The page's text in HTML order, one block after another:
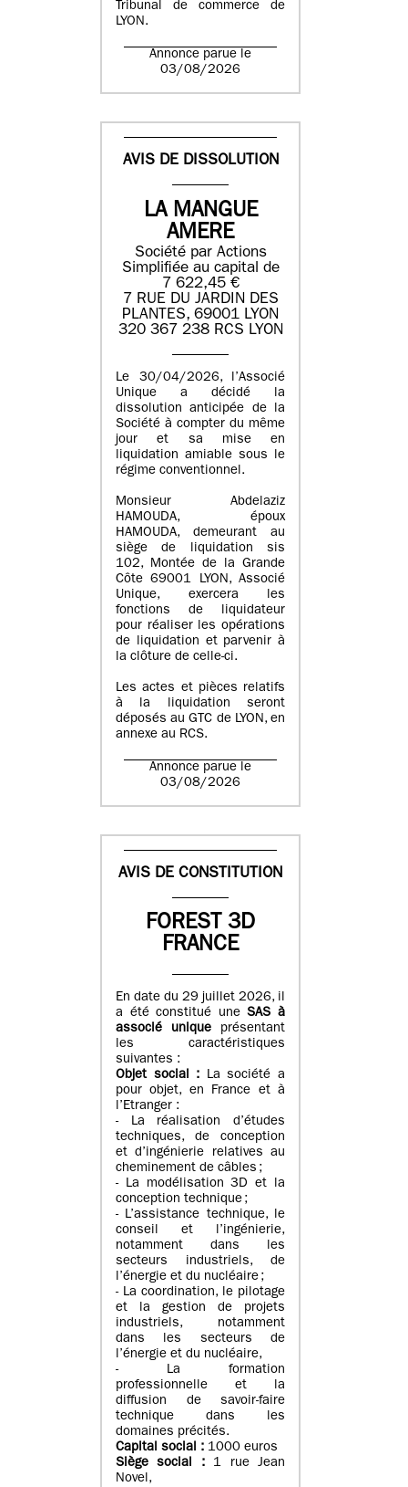
Tribunal de commerce de
LYON.
Annonce parue le
03/08/2026
AVIS DE DISSOLUTION
LA MANGUE
AMERE
Société par Actions
Simplifiée au capital de
7 622,45 €
7 RUE DU JARDIN DES
PLANTES, 69001 LYON
320 367 238 RCS LYON
Le 30/04/2026, l’Associé
Unique a décidé la
dissolution anticipée de la
Société à compter du même
jour et sa mise en
liquidation amiable sous le
régime conventionnel.
Monsieur Abdelaziz
HAMOUDA, époux
HAMOUDA, demeurant au
siège de liquidation sis
102, Montée de la Grande
Côte 69001 LYON, Associé
Unique, exercera les
fonctions de liquidateur
pour réaliser les opérations
de liquidation et parvenir à
la clôture de celle-ci.
Les actes et pièces relatifs
à la liquidation seront
déposés au GTC de LYON, en
annexe au RCS.
Annonce parue le
03/08/2026
AVIS DE CONSTITUTION
FOREST 3D
FRANCE
En date du 29 juillet 2026, il
a été constitué uneSAS à
associé unique présentant
les caractéristiques
suivantes :
Objet social : La société a
pour objet, en France et à
l’Etranger :
- La réalisation d’études
techniques, de conception
et d’ingénierie relatives au
cheminement de câbles ;
- La modélisation 3D et la
conception technique ;
- L’assistance technique, le
conseil et l’ingénierie,
notamment dans les
secteurs industriels, de
l’énergie et du nucléaire ;
- La coordination, le pilotage
et la gestion de projets
industriels, notamment
dans les secteurs de
l’énergie et du nucléaire,
- La formation
professionnelle et la
diffusion de savoir-faire
technique dans les
domaines précités.
Capital social : 1000 euros
Siège social :1 rue Jean
Novel,